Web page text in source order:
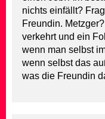
nichts einfällt?
Freundin.
verkehrt und ein
wenn man selbst
wenn selbst das
was die Freundin